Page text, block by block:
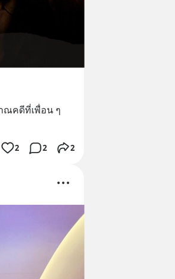
ณคดีที่เพื่อน ๆ
2 2 2